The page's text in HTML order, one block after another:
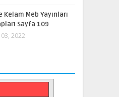
Kelam Meb Yayınları
Sayfa 109
2022